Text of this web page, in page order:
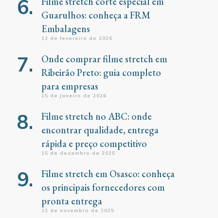
Guarulhos: conheça a FRM
Embalagens
12 de fevereiro de 2026
Onde comprar filme stretch em
Ribeirão Preto: guia completo
para empresas
15 de janeiro de 2026
Filme stretch no ABC: onde
encontrar qualidade, entrega
rápida e preço competitivo
15 de dezembro de 2025
Filme stretch em Osasco: conheça
os principais fornecedores com
pronta entrega
12 de novembro de 2025